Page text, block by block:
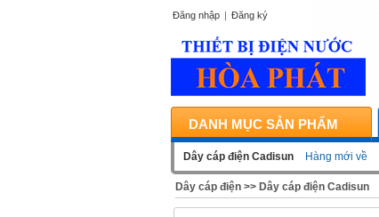
Đăng nhập | Đăng ký
DANH MỤC SẢN PHẨM
Dây cáp điện Cadisun Hàng mới về
Dây cáp điện >> Dây cáp điện Cadisun